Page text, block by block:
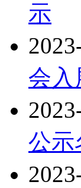
示
会入
公示